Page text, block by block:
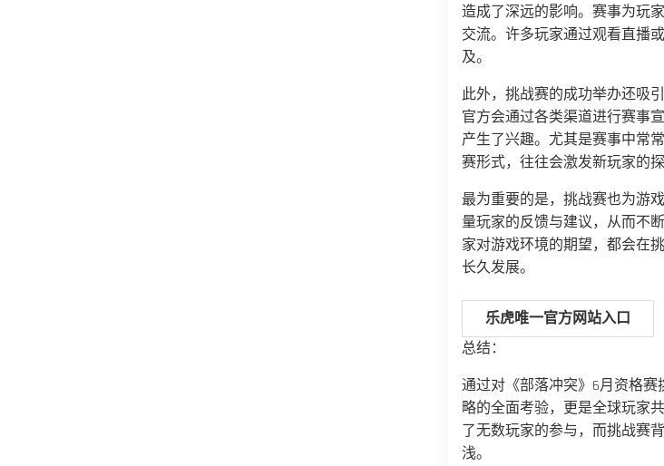
造成了深远的影响。赛事为玩
交流。许多玩家通过观看直播
及。
此外，挑战赛的成功举办还吸
官方会通过各类渠道进行赛事
产生了兴趣。尤其是赛事中常
赛形式，往往会激发新玩家的探
最为重要的是，挑战赛也为游
量玩家的反馈与建议，从而不
家对游戏环境的期望，都会在
长久发展。
乐虎唯一官方网站入口
总结：
通过对《部落冲突》6月资格
略的全面考验，更是全球玩家
了无数玩家的参与，而挑战赛
浅。